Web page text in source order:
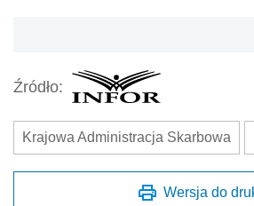
Źródło:
Krajowa Administracja Skarbowa
Wersja do